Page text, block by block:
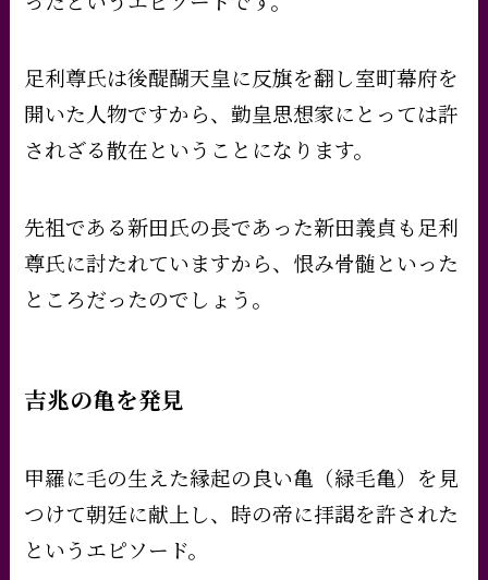
足利尊氏は後醍醐天皇に反旗を翻し室町幕府を
開いた人物ですから、勤皇思想家にとっては許
されざる散在ということになります。
先祖である新田氏の長であった新田義貞も足利
尊氏に討たれていますから、恨み骨髄といった
ところだったのでしょう。
吉兆の亀を発見
甲羅に毛の生えた縁起の良い亀（緑毛亀）を見
つけて朝廷に献上し、時の帝に拝謁を許された
というエピソード。